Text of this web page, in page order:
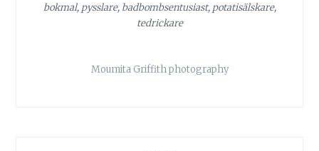
bokmal, pysslare, badbombsentusiast, potatisälskare,
tedrickare
Moumita Griffith photography